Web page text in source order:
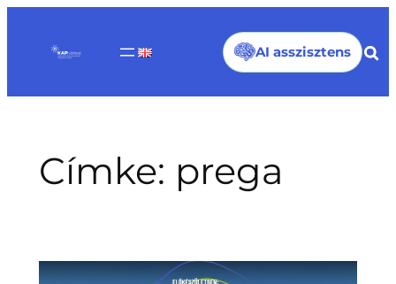
tartalomhoz
AI asszisztens
Címke: prega